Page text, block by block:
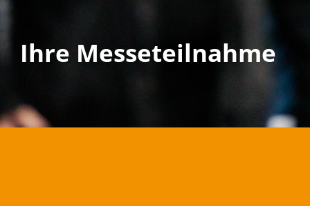
Ihre Messeteilnahme